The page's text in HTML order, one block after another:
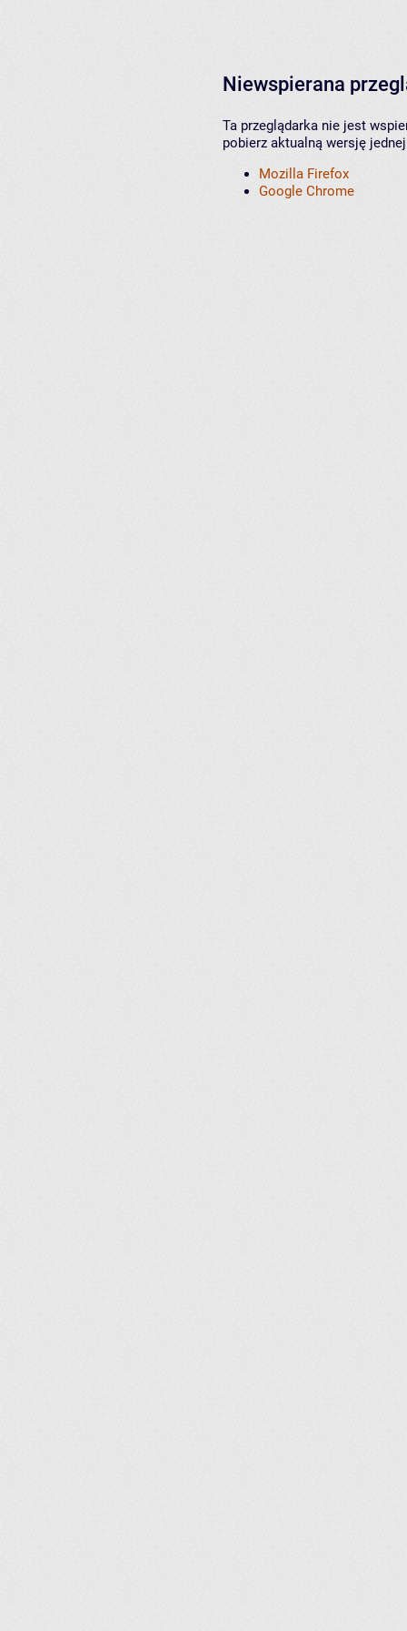
Niewspierana
Ta przeglądarka nie jest
pobierz aktualną wersję
Mozilla Firefox
Google Chrome